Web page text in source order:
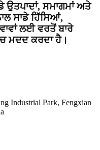
ਉਤਪਾਦਾਂ, ਸਮਾਗਮਾਂ ਅਤੇ
ਸਾਡੇ ਹਿੱਸਿਆਂ,
ਲਈ ਵਰਤੋਂ ਬਾਰੇ
ਮਦਦ ਕਰਦਾ ਹੈ।
Industrial Park, Fengxian